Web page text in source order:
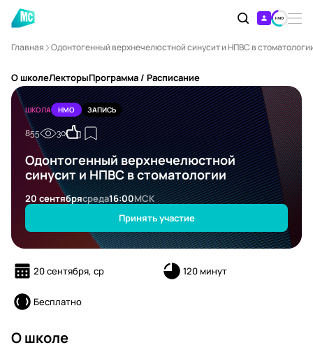
Главная Одонтогенный верхнечелюстной синусит и НПВС в
О школеЛекторыПрограмма / Расписание
ШКОЛА НМО ЗАПИСЬ
855 30
Одонтогенный верхнечелюстной
синусит и НПВС в стоматологии
20 сентябрясреда16:00МСК
Принять участие
20 сентября, ср 120 минут
Бесплатно
О школе